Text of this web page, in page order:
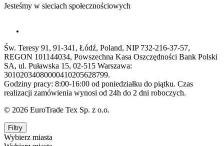
Jesteśmy w sieciach społecznościowych
Św. Teresy 91, 91-341, Łódź, Poland, NIP 732-216-37-57,
REGON 101144034, Powszechna Kasa Oszczędności Bank Polski
SA, ul. Puławska 15, 02-515 Warszawa:
30102034080000410205628799.
Godziny pracy: 8:00-16:00 od poniedziałku do piątku. Czas
realizacji zamówienia wynosi od 24h do 2 dni roboczych.
© 2026 EuroTrade Tex Sp. z o.o.
Filtry
Wybierz miasta